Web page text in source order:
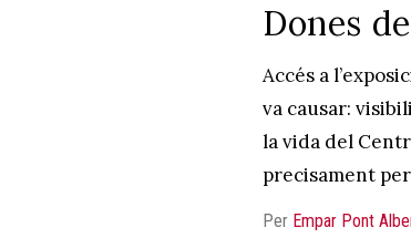
Dones
Accés a
va causar:
la vida del
precisament
Per Empar Pont